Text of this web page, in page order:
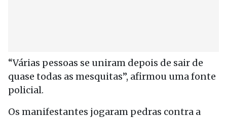
“Várias pessoas se uniram depois de sair de
quase todas as mesquitas”, afirmou uma fonte
policial.
Os manifestantes jogaram pedras contra a